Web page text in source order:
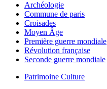
Archéologie
Commune de paris
Croisades
Moyen Âge
Première guerre mondiale
Révolution française
Seconde guerre mondiale
Patrimoine Culture